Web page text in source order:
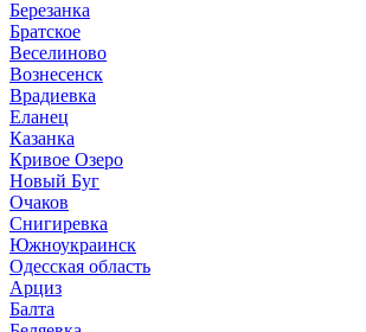
Березанка
Братское
Веселиново
Вознесенск
Врадиевка
Еланец
Казанка
Кривое Озеро
Новый Буг
Очаков
Снигиревка
Южноукраинск
Одесская область
Арциз
Балта